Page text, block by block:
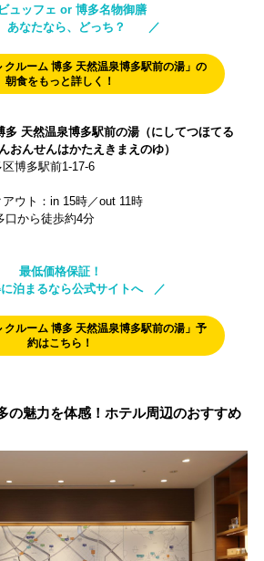
ュッフェ or 博多名物御膳
たなら、どっち？ ／
ルーム 博多 天然温泉博多駅前の湯」の
朝食をもっと詳しく！
天然温泉博多駅前の湯（にしてつほてる
おんせんはかたえきまえのゆ）
博多駅前1-17-6
ウト：in 15時／out 11時
口から徒歩約4分
最低価格保証！
泊まるなら公式サイトへ ／
ルーム 博多 天然温泉博多駅前の湯」予
約はこちら！
の魅力を体感！ホテル周辺のおすすめ